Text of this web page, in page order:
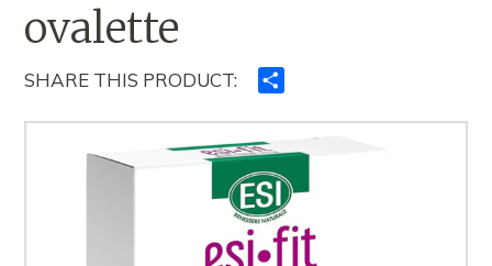
ovalette
SHARE THIS PRODUCT:
tjerët